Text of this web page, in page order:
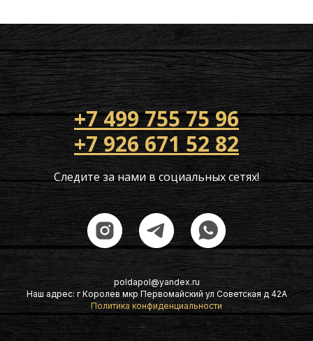
+7 499 755 75 96
+7 926 671 52 82
Следите за нами в социальных сетях!
poldapol@yandex.ru
Наш адрес: г Королев мкр Первомайский ул Советская д 42А
Политика конфиденциальности